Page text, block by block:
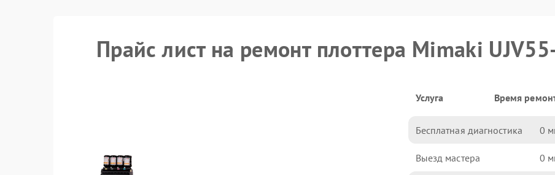
Прайс лист на ремонт плоттера Mimaki
Услуга Время
Бесплатная диагностика 0
Выезд мастера 0